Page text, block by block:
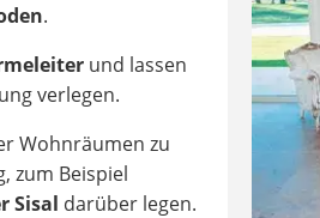
.
und lassen
verlegen.
Wohnräumen zu
zum Beispiel
Sisal darüber legen.